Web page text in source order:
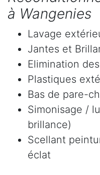
à Wangenies
Lavage
Jantes et
Elimination
Plastiques
Bas de pare-
Simonisage /
brillance)
Scellant
éclat